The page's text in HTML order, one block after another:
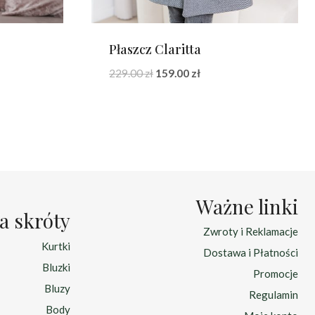
Płaszcz Claritta
229.00zł Pierwotna
159.00 złAktualna
skróty
Kurtki
Bluzki
Bluzy
Body
Ważne linki
Zwroty i Reklamacje
Dostawa i Płatności
Promocje
Regulamin